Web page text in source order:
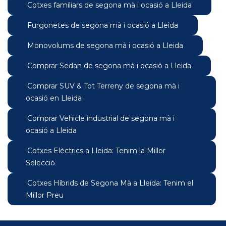
Cotxes familiars de segona mà i ocasió a Lleida
Furgonetes de segona mà i ocasió a Lleida
Monovolums de segona mà i ocasió a Lleida
Comprar Sedan de segona mà i ocasió a Lleida
Comprar SUV & Tot Terreny de segona mà i
ocasió en Lleida
Comprar Vehicle industrial de segona mà i
ocasió a Lleida
Cotxes Elèctrics a Lleida: Tenim la Millor
Selecció
Cotxes Híbrids de Segona Mà a Lleida: Tenim el
Millor Preu